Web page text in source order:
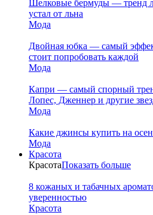
Шелковые бермуды — тренд
устал от льна
Мода
Двойная юбка — самый
стоит попробовать каждой
Мода
Капри — самый спорный
Лопес, Дженнер и другие
Мода
Какие джинсы купить на
Мода
Красота
КрасотаПоказать больше
8 кожаных и табачных
уверенностью
Красота